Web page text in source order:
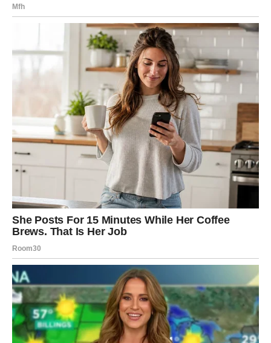
gde ste davali previše, a gde dobijali premalo. Moguća je
ponuda za saradnju ili dogovor koji zahteva kompromis.
Dobitak je moguć, ali samo ako jasno postavite granice.
Ne potpisujte ništa na brzinu.
ŠKORPIJA
Jedan od znakova kojimamogu stići konkretni dobici .
Novac može doći kroz tuđe resurse, povrat, nasledstvo,
bonus ili pomoć koja vam u pravom trenutku rešava
problem. Ovo je sedmica u kojoj se finansijska karma
pokreće – dobijate onoliko koliko ste ranije ulagali, i
novca i energije.
STRELAC
Finansije su promenljive, ali sa pozitivnim ishodom.
Moguće su prilike kroz putovanja, saradnju sa
inostranstvom ili učenje nečega novog što vam kasnije
donosi zaradu. Novac dolazi, ali odlazi ako ga ne
kontrolišete. Sedmica je dobra za planiranje, a ne za